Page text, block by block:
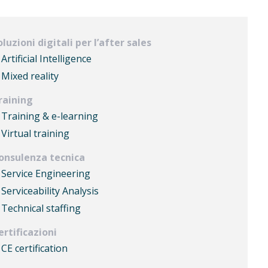
digitali per l’after sales
Artificial Intelligence
Mixed reality
Training & e-learning
Virtual training
tecnica
Service Engineering
Serviceability Analysis
Technical staffing
CE certification